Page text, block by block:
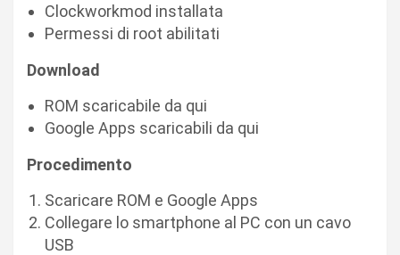
Clockworkmod installata
Permessi di root abilitati
Download
ROM scaricabile da qui
Google Apps scaricabili da qui
Procedimento
Scaricare ROM e Google Apps
Collegare lo smartphone al PC con un cavo
USB